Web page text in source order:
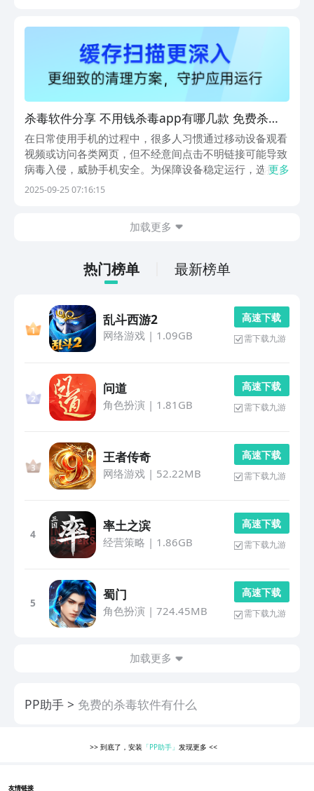
《杀...
杀毒软件分享 不用钱杀毒app有哪几款 免费杀毒
软件介绍 哪个杀毒app能够免费使用
在日常使用手机的过程中，很多人习惯通过移动设备观看
视频或访问各类网页，但不经意间点击不明链接可能导致
病毒入侵，威胁手机安全。为保障设备稳定运行，选择一
款功能全面的杀毒应用显得尤为重要。这类软件不仅能有
更多
2025-09-25 07:16:15
加载更多
热门榜单 最新榜单
乱斗西游2
网络游戏| 1.09GB
高 速 下 载
需下载九游
问道
角色扮演 | 1.81GB
高 速 下 载
需下载九游
王者传奇
网络游戏| 52.22MB
高 速 下 载
需下载九游
4
率土之滨
经营策略 | 1.86GB
高 速 下 载
需下载九游
5
蜀门
角色扮演 | 724.45MB
高 速 下 载
需下载九游
加载更多
PP助手 免费的杀毒软件有什么
>> 到底了，安装 「PP助手」 发现更多<<
友情链接